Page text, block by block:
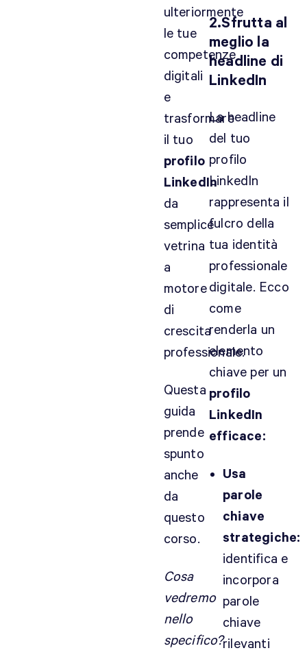
ulteriormente
le tue
competenze
digitali
e
trasformare
il tuo
profilo
LinkedIn
da
semplice
vetrina
a
motore
di
crescita
professionale.
Questa
guida
prende
spunto
anche
da
questo
corso.
Cosa
vedremo
nello
specifico?
2.Sfrutta al
meglio la
headline di
LinkedIn
La headline
del tuo
profilo
LinkedIn
rappresenta il
fulcro della
tua identità
professionale
digitale. Ecco
come
renderla un
elemento
chiave per un
profilo
LinkedIn
efficace:
Usa
parole
chiave
strategiche:
identifica e
incorpora
parole
chiave
rilevanti